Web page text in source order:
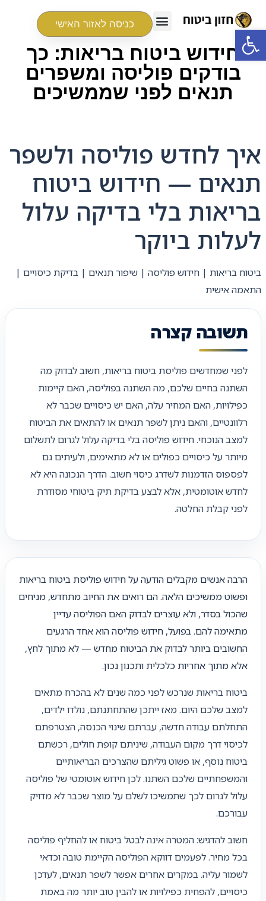
פתח סרגל נגישות כניסה לאזור האישי
חידוש ביטוח בריאות: כך
בודקים פוליסה ומשפרים
תנאים לפני שממשיכים
איך לחדש פוליסה ולשפר
תנאים — חידוש ביטוח
בריאות בלי בדיקה עלול
לעלות ביוקר
ביטוח בריאות | חידוש פוליסה | שיפור תנאים | בדיקת כיסויים |
התאמה אישית
תשובה קצרה
לפני שמחדשים פוליסת ביטוח בריאות, חשוב לבדוק מה
השתנה בחיים שלכם, מה השתנה בפוליסה, האם קיימות
כפילויות, האם המחיר עלה, האם יש כיסויים שכבר לא
רלוונטיים, והאם ניתן לשפר תנאים או להתאים את הביטוח
למצב הנוכחי. חידוש פוליסה בלי בדיקה עלול לגרום לתשלום
מיותר על כיסויים כפולים או לא מתאימים, ולעיתים גם
לפספוס הזדמנות לשדרג כיסוי חשוב. הדרך הנכונה היא לא
לחדש אוטומטית, אלא לבצע בדיקת תיק ביטוחי מסודרת
לפני קבלת החלטה.
הרבה אנשים מקבלים הודעה על חידוש פוליסת ביטוח בריאות
ופשוט ממשיכים הלאה. הם רואים את החיוב מתחדש, מניחים
שהכול בסדר, ולא עוצרים לבדוק האם הפוליסה עדיין
מתאימה להם. בפועל, חידוש פוליסה הוא אחד הרגעים
החשובים ביותר לבדוק את הביטוח מחדש — לא מתוך לחץ,
אלא מתוך אחריות כלכלית ותכנון נכון.
ביטוח בריאות שנרכש לפני כמה שנים לא בהכרח מתאים
למצב שלכם היום. מאז ייתכן שהתחתנתם, נולדו ילדים,
התחלתם עבודה חדשה, עברתם שינוי הכנסה, הצטרפתם
לכיסוי דרך מקום העבודה, שיניתם קופת חולים, רכשתם
ביטוח נוסף, או פשוט גיליתם שהצרכים הבריאותיים
והמשפחתיים שלכם השתנו. לכן חידוש אוטומטי של פוליסה
עלול לגרום לכך שתמשיכו לשלם על מוצר שכבר לא מדויק
עבורכם.
חשוב להדגיש: המטרה אינה לבטל ביטוח או להחליף פוליסה
בכל מחיר. לפעמים דווקא הפוליסה הקיימת טובה וכדאי
לשמור עליה. במקרים אחרים אפשר לשפר תנאים, לעדכן
כיסויים, להפחית כפילויות או להבין טוב יותר מה באמת